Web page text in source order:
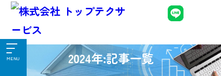
MENU 2024年:記事一覧